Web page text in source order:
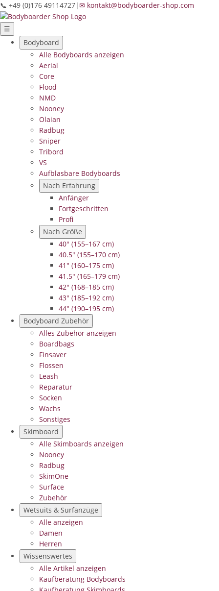
📞 +49 (0)176 49114727| ✉ kontakt@bodyboarder-shop.com
☰
Bodyboard
Alle Bodyboards anzeigen
Aerial
Core
Flood
NMD
Nooney
Olaian
Radbug
Sniper
Tribord
VS
Aufblasbare Bodyboards
Nach Erfahrung
Anfänger
Fortgeschritten
Profi
Nach Größe
40" (155–167 cm)
40.5" (155–170 cm)
41" (160–175 cm)
41.5" (165–179 cm)
42" (168–185 cm)
43" (185–192 cm)
44" (190–195 cm)
Bodyboard Zubehör
Alles Zubehör anzeigen
Boardbags
Finsaver
Flossen
Leash
Reparatur
Socken
Wachs
Sonstiges
Skimboard
Alle Skimboards anzeigen
Nooney
Radbug
SkimOne
Surface
Zubehör
Wetsuits & Surfanzüge
Alle anzeigen
Damen
Herren
Wissenswertes
Alle Artikel anzeigen
Kaufberatung Bodyboards